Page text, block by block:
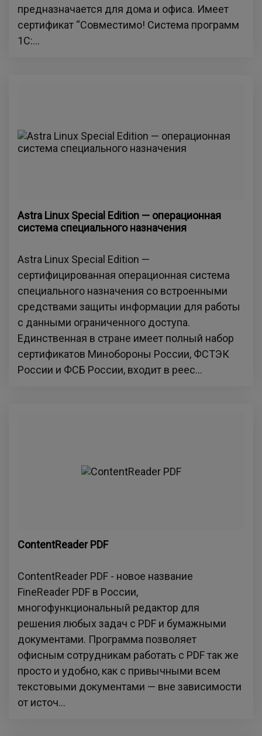
предназначается для дома и офиса. Имеет
сертификат “Совместимо! Система программ
1С:...
Astra Linux Special Edition — операционная
система специального назначения
Astra Linux Special Edition —
сертифицированная операционная система
специального назначения со встроенными
средствами защиты информации для работы
с данными ограниченного доступа.
Единственная в стране имеет полный набор
сертификатов Минобороны России, ФСТЭК
России и ФСБ России, входит в реес...
ContentReader PDF
ContentReader PDF - новое название
FineReader PDF в России,
многофункциональный редактор для
решения любых задач с PDF и бумажными
документами. Программа позволяет
офисным сотрудникам работать с PDF так же
просто и удобно, как с привычными всем
текстовыми документами — вне зависимости
от источ...